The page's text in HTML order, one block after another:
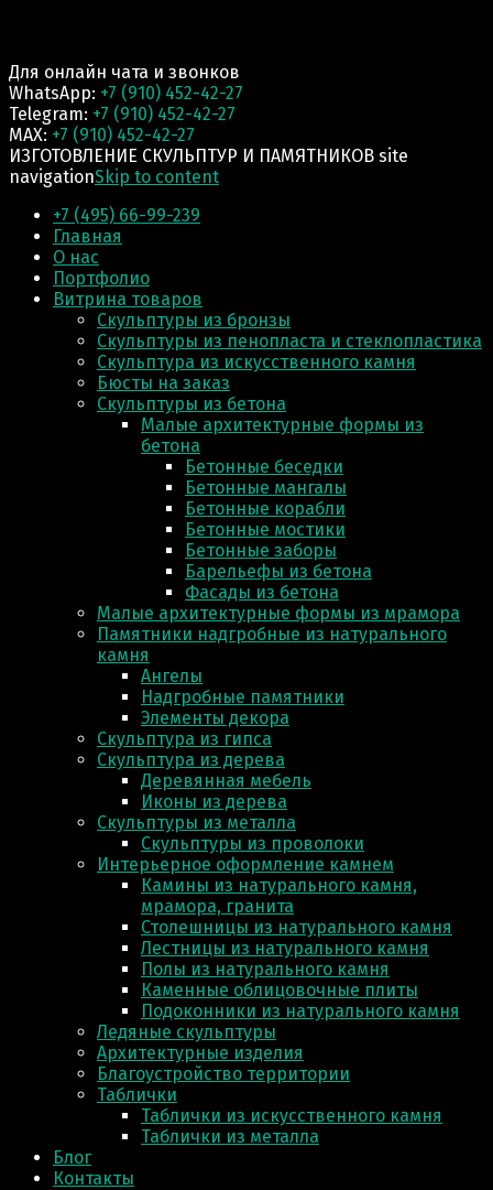
Для онлайн чата и звонков
WhatsApp: +7 (910) 452-42-27
Telegram: +7 (910) 452-42-27
MAX: +7 (910) 452-42-27
ИЗГОТОВЛЕНИЕ СКУЛЬПТУР И ПАМЯТНИКОВ site
navigationSkip to content
+7 (495) 66-99-239
Главная
О нас
Портфолио
Витрина товаров
Скульптуры из бронзы
Скульптуры из пенопласта и стеклопластика
Скульптура из искусственного камня
Бюсты на заказ
Скульптуры из бетона
Малые архитектурные формы из
бетона
Бетонные беседки
Бетонные мангалы
Бетонные корабли
Бетонные мостики
Бетонные заборы
Барельефы из бетона
Фасады из бетона
Малые архитектурные формы из мрамора
Памятники надгробные из натурального
камня
Ангелы
Надгробные памятники
Элементы декора
Скульптура из гипса
Скульптура из деревa
Деревянная мебель
Иконы из дерева
Скульптуры из металла
Скульптуры из проволоки
Интерьерное оформление камнем
Камины из натурального камня,
мрамора, гранита
Столешницы из натурального камня
Лестницы из натурального камня
Полы из натурального камня
Каменные облицовочные плиты
Подоконники из натурального камня
Ледяные скульптуры
Архитектурные изделия
Благоустройство территории
Таблички
Таблички из искусственного камня
Таблички из металла
Блог
Контакты